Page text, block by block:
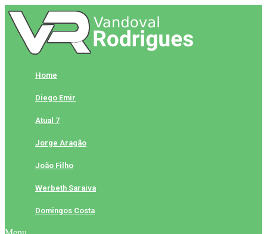
Skip
to
content
Home
Diego Emir
Atual 7
Jorge Aragão
João Filho
Werbeth Saraiva
Domingos Costa